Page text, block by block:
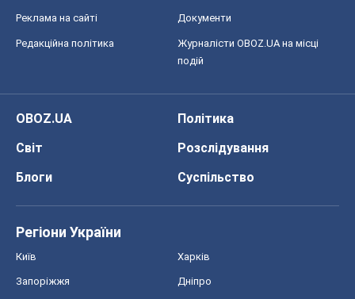
Реклама на сайті Документи
Редакційна політика
Журналісти OBOZ.UA на місці
подій
OBOZ.UA
Політика
Світ
Розслідування
Блоги
Суспільство
Регіони України
Київ Харків
Запоріжжя Дніпро